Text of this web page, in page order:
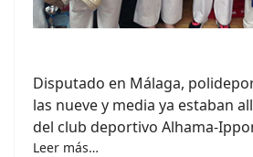
Disputado en Málaga,
las nueve y media ya estaban
del club deportivo Alhama-
Leer más…